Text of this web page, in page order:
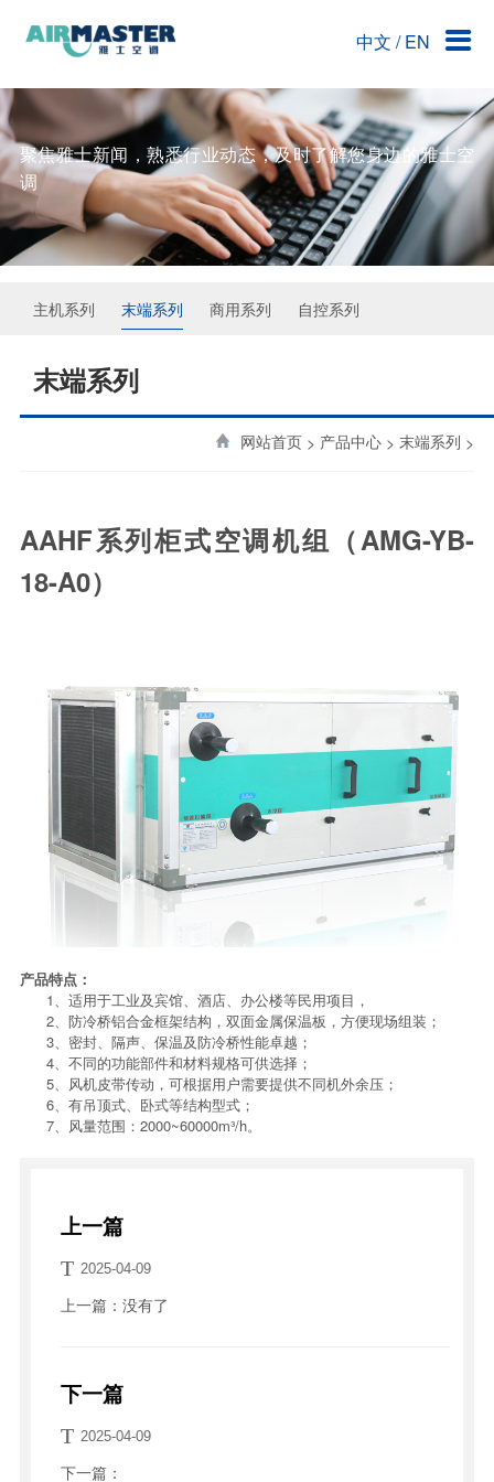
关于雅士空调
公司简介
雅之史
资质荣誉
企业文化
产品中心
主机系列
末端系列
商用系列
自控系列
核心竞争力
技术团队
创意求新
技术优势
工程案例
洁净手术部
洁净厂房
客户服务
联系雅士
中文 / EN
聚焦雅士新闻，熟悉行业动态，及时了解您身边的雅士空
调
主机系列 末端系列 商用系列 自控系列
末端系列
网站首页 > 产品中心 >末端系列 >
AAHF系列柜式空调机组（AMG-YB-
18-A0）
产品特点：
1、适用于工业及宾馆、酒店、办公楼等民用项目，
2、防冷桥铝合金框架结构，双面金属保温板，方便现场组装；
3、密封、隔声、保温及防冷桥性能卓越；
4、不同的功能部件和材料规格可供选择；
5、风机皮带传动，可根据用户需要提供不同机外余压；
6、有吊顶式、卧式等结构型式；
7、风量范围：2000~60000m³/h。
上一篇
T 2025-04-09
上一篇：没有了
下一篇
T 2025-04-09
下一篇：